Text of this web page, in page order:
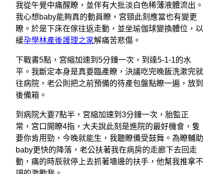
我從午覺中痛醒瞭，並伴有大批淡白色稀薄液體流出。
我心想baby能夠真的動員瞭，宮頸此刻應當也有變更
瞭。於是下床在傢往返走動，並坐瑜伽球變換體位，以
緩孕學林產後護理之家解痛苦悲傷。
下戰書5點，宮縮加速到5分鐘一次，到達5-1-1的水
平。我斷定本身是真要臨產瞭，決議吃完晚飯洗漱完就
往病院，老公則把之前預備的待產包盤點瞭一遍，放到
後備箱。
到病院大要7點半，宮縮加速到3分鐘一次，胎監正
常，宮口開瞭4指，大夫說此刻是進院的最好機會，隻
要你肯用勁，今晚就能生，我聽瞭備受鼓舞。為瞭輔助
baby更快的降落，老公扶著我在病房的走廊下去回走
動，痛的時辰就停上去抓著墻邊的扶手，他幫我推拿不